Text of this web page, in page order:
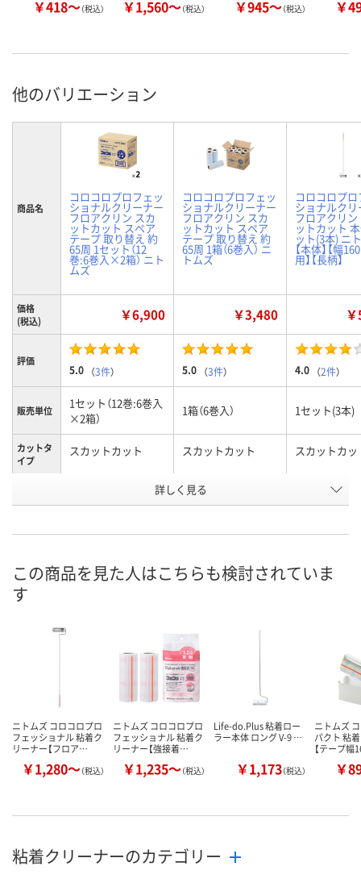
￥418～（税込） ￥1,560～（税込） ￥945～（税込） ￥
他のバリエーション
商品名
コロコロプロフェッ
ショナルクリーナー
フロアクリン スカ
ットカット スペア
テープ 取り替え 約
65周 1セット（12
巻:6巻入×2箱） ニト
ムズ
コロコロプロフェッ
ショナルクリーナー
フロアクリン スカ
ットカット スペア
テープ 取り替え 約
65周 1箱（6巻入） ニ
トムズ
コロコロプ
ショナルク
フロアクリン
ットカット
ット(3本) ニ
【本体】【幅
用】【長柄】
価格
(税込)
￥6,900 ￥3,480
評価
5.0 （3件） 5.0 （3件） 4.0 （2件）
販売単位
1セット（12巻:6巻入
×2箱）
1箱（6巻入） 1セット(3本)
カットタ
イプ
スカットカット スカットカット スカットカッ
プ
入）
スペアテープ（6巻
入）
お申込番
在庫 あり あり あり
カゴへ
数量
カ
詳しく見る
この商品を見た人はこちらも検討されていま
す
ニトムズ コロコロプロ
フェッショナル 粘着ク
リーナー【フロア…
￥1,280～（税込）
ニトムズ コロコロプロ
フェッショナル 粘着ク
リーナー【強接着…
￥1,235～（税込）
Life-do.Plus 粘着ロー
ラー本体 ロング V-9 …
￥1,173（税込）
ニトムズ
パクト 粘
【テープ
￥
粘着クリーナーのカテゴリー